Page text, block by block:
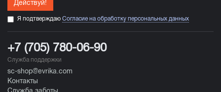
Действуй!
Я подтверждаю Согласие на обработку персональных данных
+7 (705) 780-06-90
Служба поддержки
sc-shop@evrika.com
Контакты